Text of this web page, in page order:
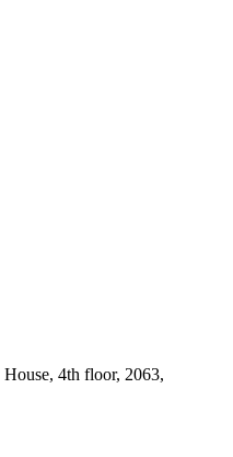
4th floor, 2063,